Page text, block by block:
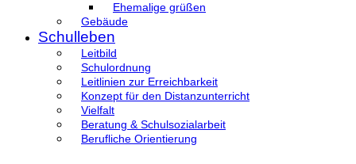
Ehemalige grüßen
Gebäude
Schulleben
Leitbild
Schulordnung
Leitlinien zur Erreichbarkeit
Konzept für den Distanzunterricht
Vielfalt
Beratung & Schulsozialarbeit
Berufliche Orientierung